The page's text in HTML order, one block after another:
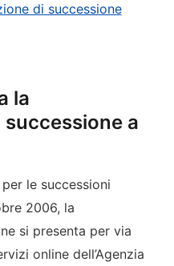
di successione
la
a
le successioni
2006, la
si presenta per via
online dell’Agenzia